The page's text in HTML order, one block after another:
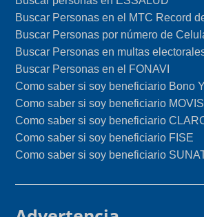
Buscar Personas en el MTC Record
Buscar Personas por número de
Buscar Personas en multas
Buscar Personas en el FONAVI
Como saber si soy beneficiario Bono
Como saber si soy beneficiario
Como saber si soy beneficiario
Como saber si soy beneficiario FISE
Como saber si soy beneficiario